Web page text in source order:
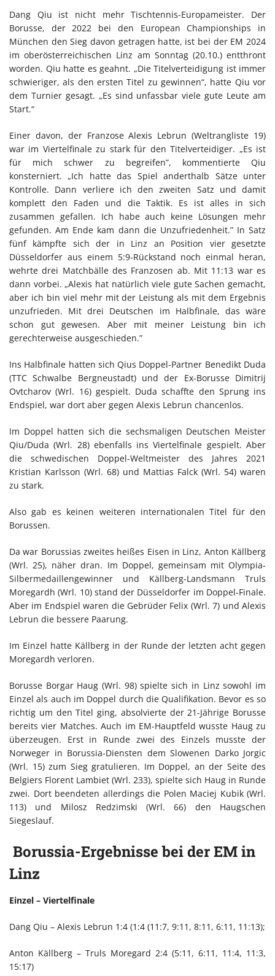
Dang Qiu ist nicht mehr Tischtennis-Europameister. Der
Borusse, der 2022 bei den European Championships in
München den Sieg davon getragen hatte, ist bei der EM 2024
im oberösterreichischen Linz am Sonntag (20.10.) entthront
worden. Qiu hatte es geahnt. „Die Titelverteidigung ist immer
schwieriger, als den ersten Titel zu gewinnen“, hatte Qiu vor
dem Turnier gesagt. „Es sind unfassbar viele gute Leute am
Start.“
Einer davon, der Franzose Alexis Lebrun (Weltrangliste 19)
war im Viertelfinale zu stark für den Titelverteidiger. „Es ist
für mich schwer zu begreifen”, kommentierte Qiu
konsterniert. „Ich hatte das Spiel anderthalb Sätze unter
Kontrolle. Dann verliere ich den zweiten Satz und damit
komplett den Faden und die Taktik. Es ist alles in sich
zusammen gefallen. Ich habe auch keine Lösungen mehr
gefunden. Am Ende kam dann die Unzufriedenheit.” In Satz
fünf kämpfte sich der in Linz an Position vier gesetzte
Düsseldorfer aus einem 5:9-Rückstand noch einmal heran,
wehrte drei Matchbälle des Franzosen ab. Mit 11:13 war es
dann vorbei. „Alexis hat natürlich viele gute Sachen gemacht,
aber ich bin viel mehr mit der Leistung als mit dem Ergebnis
unzufrieden. Mit drei Deutschen im Halbfinale, das wäre
schon gut gewesen. Aber mit meiner Leistung bin ich
gerechterweise ausgeschieden.”
Ins Halbfinale hatten sich Qius Doppel-Partner Benedikt Duda
(TTC Schwalbe Bergneustadt) und der Ex-Borusse Dimitrij
Ovtcharov (Wrl. 16) gespielt. Duda schaffte den Sprung ins
Endspiel, war dort aber gegen Alexis Lebrun chancenlos.
Im Doppel hatten sich die sechsmaligen Deutschen Meister
Qiu/Duda (Wrl. 28) ebenfalls ins Viertelfinale gespielt. Aber
die schwedischen Doppel-Weltmeister des Jahres 2021
Kristian Karlsson (Wrl. 68) und Mattias Falck (Wrl. 54) waren
zu stark.
Also gab es keinen weiteren internationalen Titel für den
Borussen.
Da war Borussias zweites heißes Eisen in Linz, Anton Källberg
(Wrl. 25), näher dran. Im Doppel, gemeinsam mit Olympia-
Silbermedaillengewinner und Källberg-Landsmann Truls
Moregardh (Wrl. 10) stand der Düsseldorfer im Doppel-Finale.
Aber im Endspiel waren die Gebrüder Felix (Wrl. 7) und Alexis
Lebrun die bessere Paarung.
Im Einzel hatte Källberg in der Runde der letzten acht gegen
Moregardh verloren.
Borusse Borgar Haug (Wrl. 98) spielte sich in Linz sowohl im
Einzel als auch im Doppel durch die Qualifikation. Bevor es so
richtig um den Titel ging, absolvierte der 21-Jährige Borusse
bereits vier Matches. Auch im EM-Hauptfeld wusste Haug zu
überzeugen. Erst in Runde zwei des Einzels musste der
Norweger in Borussia-Diensten dem Slowenen Darko Jorgic
(Wrl. 15) zum Sieg gratulieren. Im Doppel, an der Seite des
Belgiers Florent Lambiet (Wrl. 233), spielte sich Haug in Runde
zwei. Dort beendeten allerdings die Polen Maciej Kubik (Wrl.
113) und Milosz Redzimski (Wrl. 66) den Haugschen
Siegeslauf.
Borussia-Ergebnisse bei der EM in
Linz
Einzel – Viertelfinale
Dang Qiu – Alexis Lebrun 1:4 (1:4 (11:7, 9:11, 8:11, 6:11, 11:13);
Anton Källberg – Truls Moregard 2:4 (5:11, 6:11, 11:4, 11:3,
15:17)